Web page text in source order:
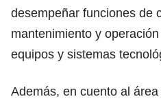
desempeñar funciones de
mantenimiento y
equipos y sistemas
Además, en cuento al